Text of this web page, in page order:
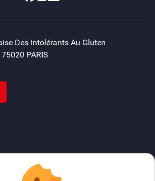
Des Intolérants Au Gluten
PARIS